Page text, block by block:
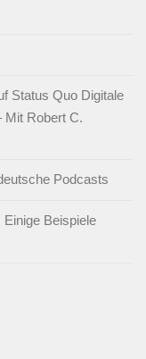
Status Quo Digitale
Mit Robert C.
Podcasts
Beispiele